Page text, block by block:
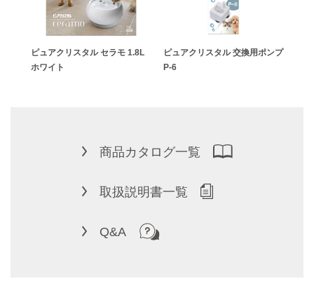
ピュアクリスタル セラモ 1.8L
ホワイト
ピュアクリスタル 交換用ポンプ
P-6
商品カタログ一覧
取扱説明書一覧
Q&A